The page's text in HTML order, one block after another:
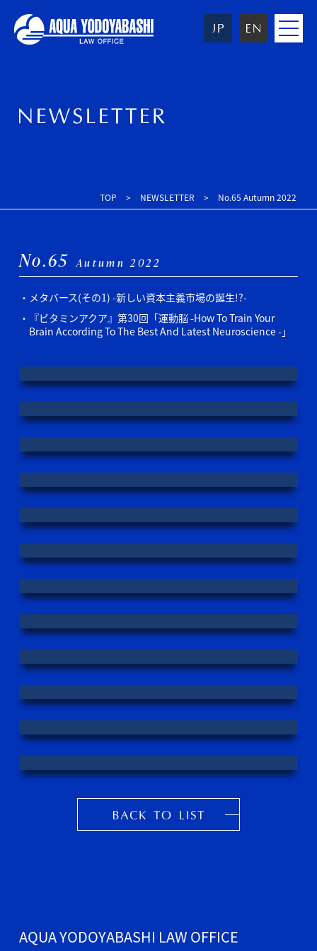
toggle
TOP NEWSLETTER No.65 Autumn 2022
No.65 Autumn 2022
メタバース(その1) -新しい資本主義市場の誕生!?-
『ビタミンアクア』第30回「運動脳 -How To Train Your
Brain According To The Best And Latest Neuroscience -」
AQUA YODOYABASHI LAW OFFICE